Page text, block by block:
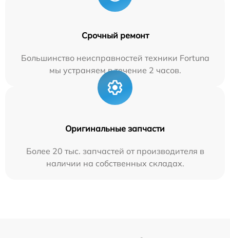
Срочный ремонт
Большинство неисправностей техники Fortuna
мы устраняем в течение 2 часов.
Оригинальные запчасти
Более 20 тыс. запчастей от производителя в
наличии на собственных складах.